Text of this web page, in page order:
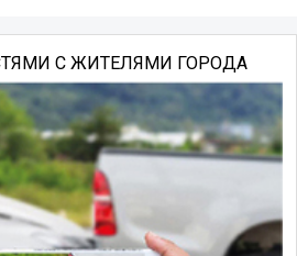
С ЖИТЕЛЯМИ ГОРОДА